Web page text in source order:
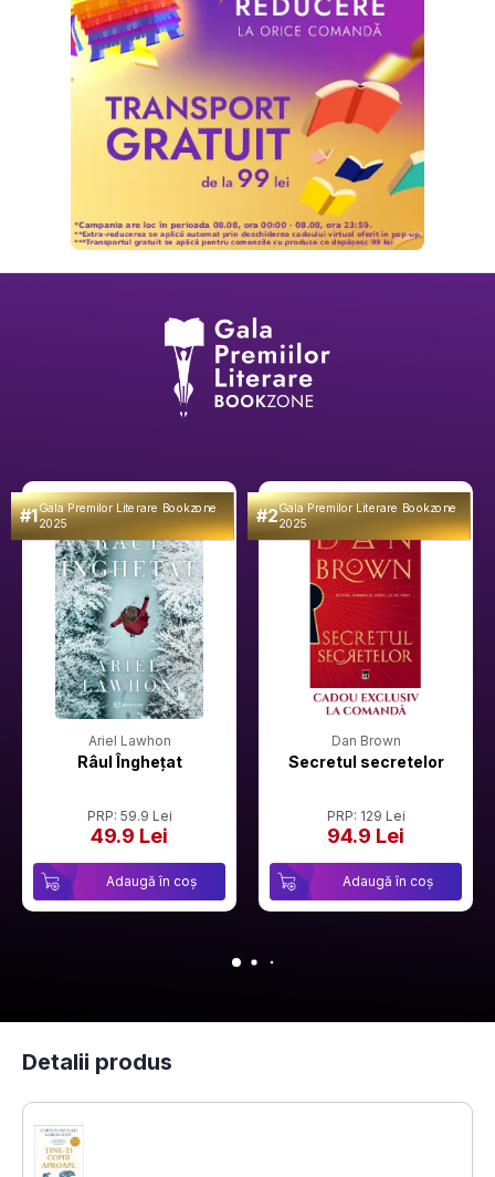
#1Gala Premilor Literare Bookzone
2025
Ariel Lawhon
Râul Înghețat
PRP: 59.9 Lei
49.9 Lei
Adaugă în coș
#2Gala Premilor Literare Bookzone
2025
Dan Brown
Secretul secretelor
PRP: 129 Lei
94.9 Lei
Adaugă în coș
Detalii produs